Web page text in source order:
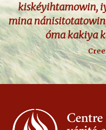
kiskéyihtamowin,
mina
óma kakiya